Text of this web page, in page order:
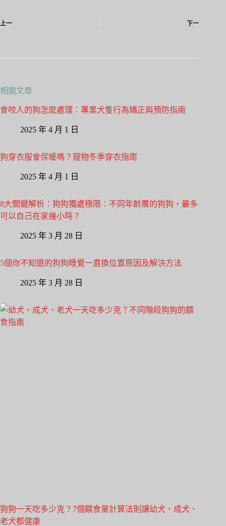
上一 下一
相關文章
會咬人的狗怎麼處理：專業犬隻行為矯正與預防指南
2025 年 4 月 1 日
狗穿衣服會保暖嗎？寵物冬季穿衣指南
2025 年 4 月 1 日
8大關鍵解析：狗狗獨處極限：不同年齡層的狗狗，最多
可以自己在家幾小時？
2025 年 3 月 28 日
5個你不知道的狗狗睡覺一直換位置原因及解決方法
2025 年 3 月 28 日
狗狗一天吃多少克？7個餵食量計算法則讓幼犬、成犬、
老犬都健康